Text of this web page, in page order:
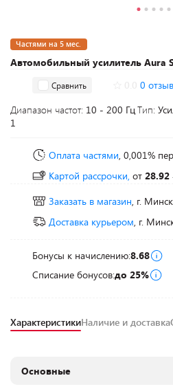
Автомобильный усилитель Aura
Частями на 5 мес.
Сравнить 0
Диапазон частот: 10 - 200 ГцТип:
1
Оплата частями, 0,001%
Картой рассрочки, от 28.92
Заказать в магазин, г. Минск
Доставка курьером, г.
Бонусы к начислению:8.68
Списание бонусов:до 25%
ХарактеристикиНаличие и доставка
Основные